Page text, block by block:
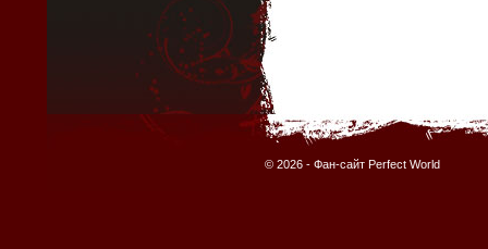
© 2026 - Фан-сайт Perfect World